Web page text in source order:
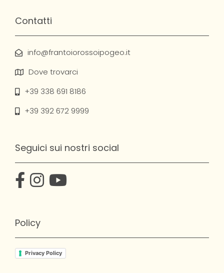
Contatti
info@frantoiorossoipogeo.it
Dove trovarci
+39 338 691 8186
+39 392 672 9999
Seguici sui nostri social
Policy
Privacy Policy